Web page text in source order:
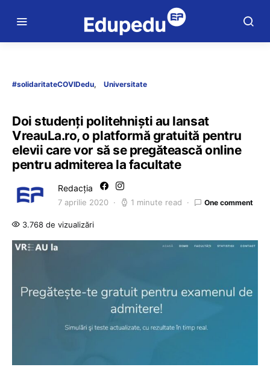
#solidaritateCOVIDedu Universitate
Doi studenți politehniști au lansat
VreauLa.ro, o platformă gratuită pentru
elevii care vor să se pregătească online
pentru admiterea la facultate
Redacția
7 aprilie 2020 1 minute read One comment
3.768 de vizualizări